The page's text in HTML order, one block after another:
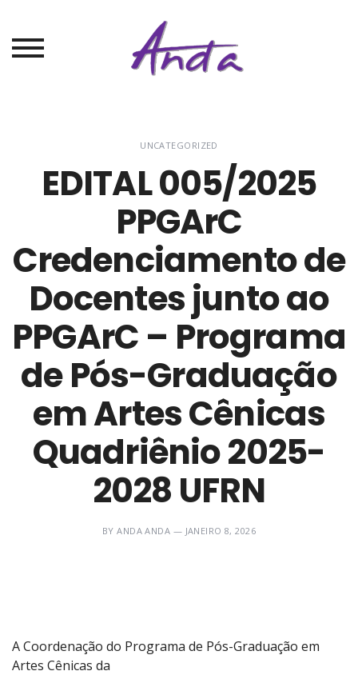
UNCATEGORIZED
EDITAL 005/2025
PPGArC
Credenciamento de
Docentes junto ao
PPGArC – Programa
de Pós-Graduação
em Artes Cênicas
Quadriênio 2025-
2028 UFRN
BYANDA ANDA — POSTED
JANEIRO 8, 2026—
A Coordenação do Programa de Pós-Graduação em
Artes Cênicas da